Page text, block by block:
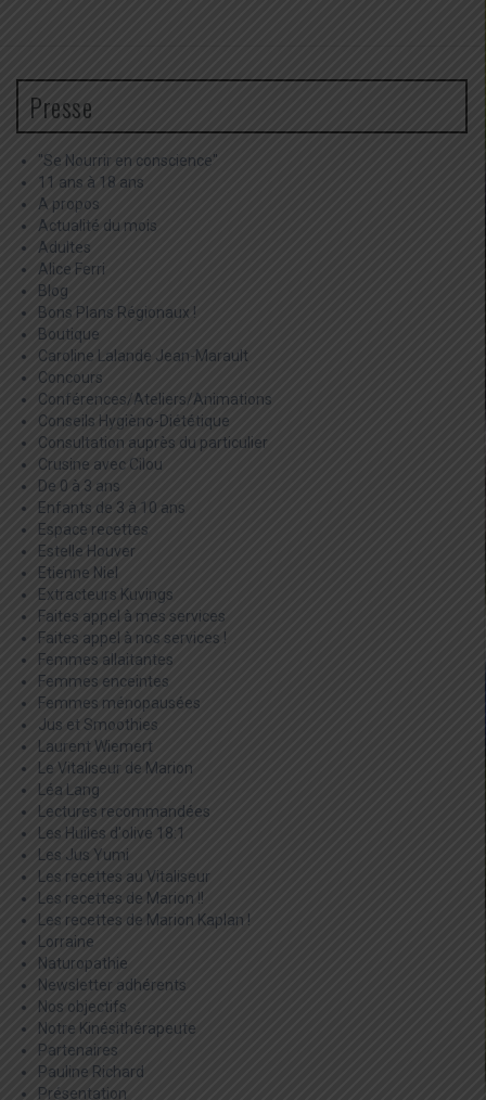
Presse
"Se Nourrir en conscience"
11 ans à 18 ans
A propos
Actualité du mois
Adultes
Alice Ferri
Blog
Bons Plans Régionaux !
Boutique
Caroline Lalande Jean-Marault
Concours
Conférences/Ateliers/Animations
Conseils Hygièno-Diététique
Consultation auprès du particulier
Crusine avec Cilou
De 0 à 3 ans
Enfants de 3 à 10 ans
Espace recettes
Estelle Houver
Etienne Niel
Extracteurs Kuvings
Faites appel à mes services
Faites appel à nos services !
Femmes allaitantes
Femmes enceintes
Femmes ménopausées
Jus et Smoothies
Laurent Wiemert
Le Vitaliseur de Marion
Léa Lang
Lectures recommandées
Les Huiles d'olive 18:1
Les Jus Yumi
Les recettes au Vitaliseur
Les recettes de Marion !!
Les recettes de Marion Kaplan !
Lorraine
Naturopathie
Newsletter adhérents
Nos objectifs
Notre Kinésithérapeute
Partenaires
Pauline Richard
Présentation